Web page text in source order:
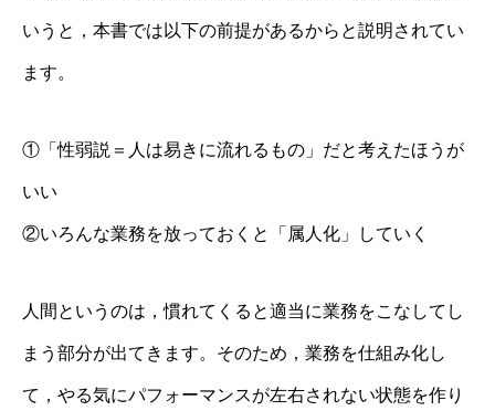
いうと，本書では以下の前提があるからと説明されてい
ます。
①「性弱説＝人は易きに流れるもの」だと考えたほうが
いい
②いろんな業務を放っておくと「属人化」していく
人間というのは，慣れてくると適当に業務をこなしてし
まう部分が出てきます。そのため，業務を仕組み化し
て，やる気にパフォーマンスが左右されない状態を作り